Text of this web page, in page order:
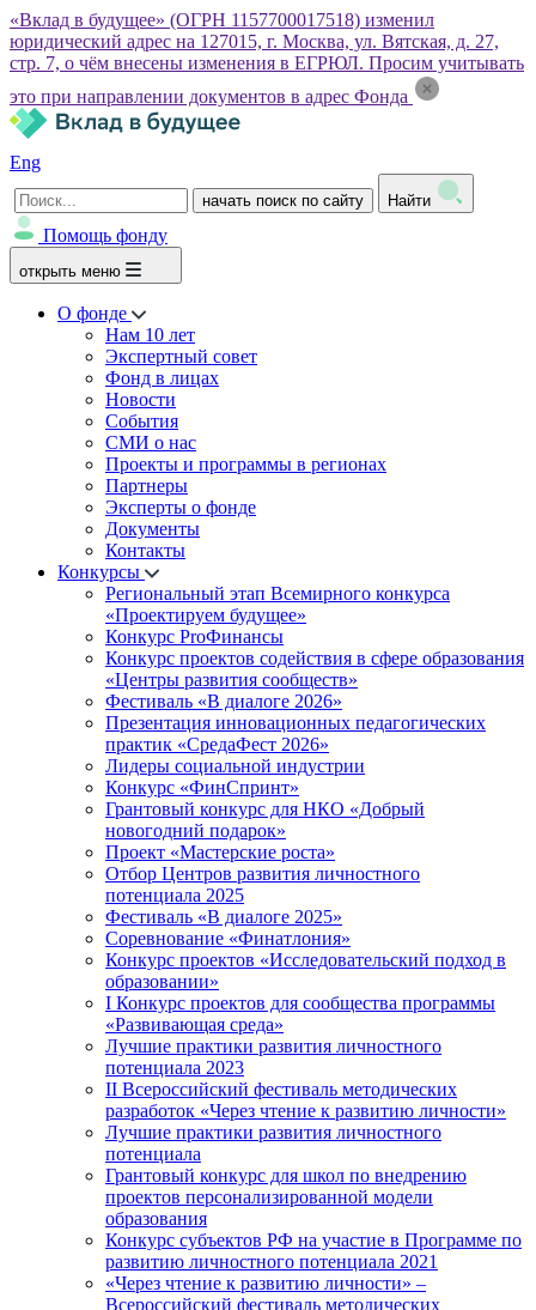
«Вклад в будущее» (ОГРН 1157700017518) изменил
юридический адрес на 127015, г. Москва, ул. Вятская, д. 27,
стр. 7, о чём внесены изменения в ЕГРЮЛ. Просим учитывать
это при направлении документов в адрес Фонда
Eng
начать поиск по сайту Найти
Помощь фонду
открыть меню
О фонде
Нам 10 лет
Экспертный совет
Фонд в лицах
Новости
События
СМИ о нас
Проекты и программы в регионах
Партнеры
Эксперты о фонде
Документы
Контакты
Конкурсы
Региональный этап Всемирного конкурса
«Проектируем будущее»
Конкурс ProФинансы
Конкурс проектов содействия в сфере образования
«Центры развития сообществ»
Фестиваль «В диалоге 2026»
Презентация инновационных педагогических
практик «СредаФест 2026»
Лидеры социальной индустрии
Конкурс «ФинСпринт»
Грантовый конкурс для НКО «Добрый
новогодний подарок»
Проект «Мастерские роста»
Отбор Центров развития личностного
потенциала 2025
Фестиваль «В диалоге 2025»
Соревнование «Финатлония»
Конкурс проектов «Исследовательский подход в
образовании»
I Конкурс проектов для сообщества программы
«Развивающая среда»
Лучшие практики развития личностного
потенциала 2023
II Всероссийский фестиваль методических
разработок «Через чтение к развитию личности»
Лучшие практики развития личностного
потенциала
Грантовый конкурс для школ по внедрению
проектов персонализированной модели
образования
Конкурс субъектов РФ на участие в Программе по
развитию личностного потенциала 2021
«Через чтение к развитию личности» –
Всероссийский фестиваль методических